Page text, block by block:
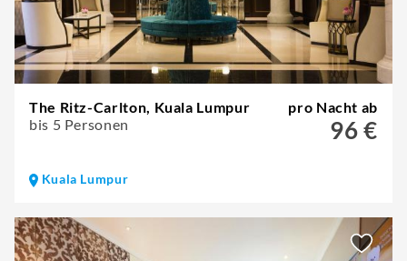
The Ritz-Carlton, Kuala Lumpur
bis 5 Personen
pro Nacht ab
96 €
Kuala Lumpur